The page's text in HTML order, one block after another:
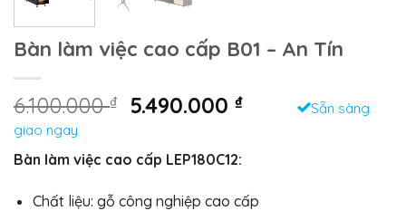
Bàn làm việc cao cấp B01 – An Tín
6.100.000₫
Giá
là:
6.100.000 ₫.
5.490.000₫Giá
5.490.000 ₫.
Sẵn sàng
giao ngay
Bàn làm việc cao cấp LEP180C12:
Chất liệu: gỗ công nghiệp cao cấp